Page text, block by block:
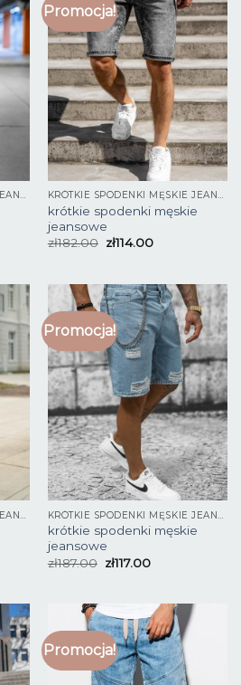
KRÓTKIE SPODENKI MĘSKIE JEANSOWE
Promocja!
KRÓTKIE SPODENKI MĘSKIE JEANSOWE
krótkie spodenki męskie
jeansowe
zł182.00 zł114.00
Promocja!
krótkie spodenki męskie
jeansowe
zł187.00 zł117.00
Promocja!